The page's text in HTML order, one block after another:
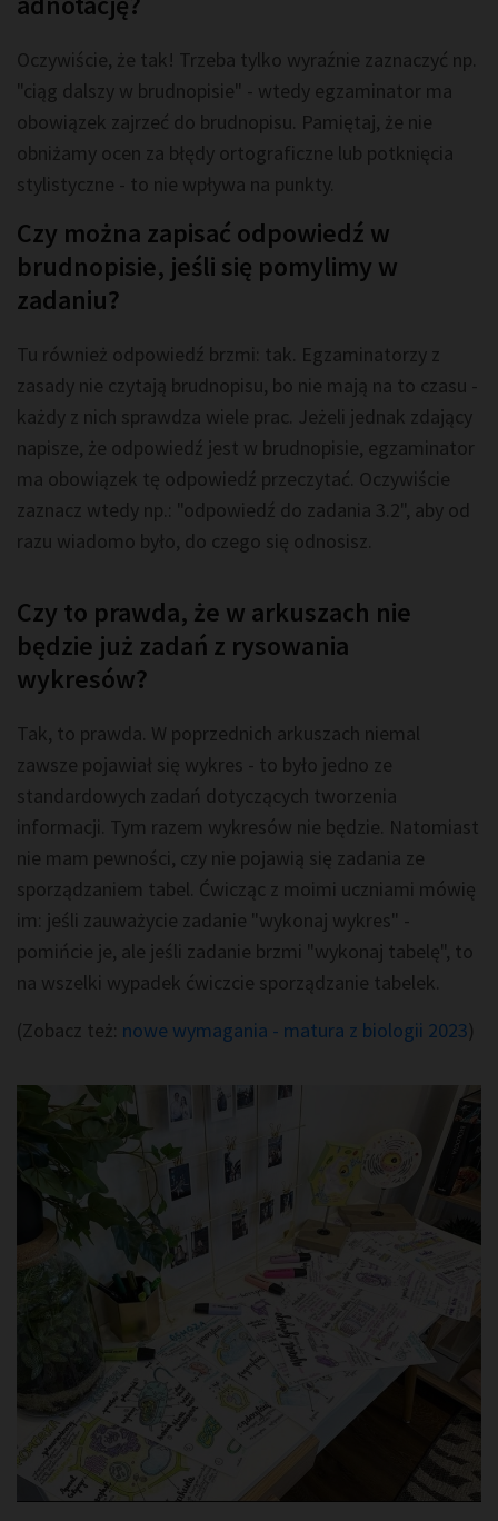
Oczywiście, że tak! Trzeba tylko wyraźnie zaznaczyć np.
"ciąg dalszy w brudnopisie" - wtedy egzaminator ma
obowiązek zajrzeć do brudnopisu. Pamiętaj, że nie
obniżamy ocen za błędy ortograficzne lub potknięcia
stylistyczne - to nie wpływa na punkty.
Czy można zapisać odpowiedź w
brudnopisie, jeśli się pomylimy w
zadaniu?
Tu również odpowiedź brzmi: tak. Egzaminatorzy z
zasady nie czytają brudnopisu, bo nie mają na to czasu -
każdy z nich sprawdza wiele prac. Jeżeli jednak zdający
napisze, że odpowiedź jest w brudnopisie, egzaminator
ma obowiązek tę odpowiedź przeczytać. Oczywiście
zaznacz wtedy np.: "odpowiedź do zadania 3.2", aby od
razu wiadomo było, do czego się odnosisz.
Czy to prawda, że w arkuszach nie
będzie już zadań z rysowania
wykresów?
Tak, to prawda. W poprzednich arkuszach niemal
zawsze pojawiał się wykres - to było jedno ze
standardowych zadań dotyczących tworzenia
informacji. Tym razem wykresów nie będzie. Natomiast
nie mam pewności, czy nie pojawią się zadania ze
sporządzaniem tabel. Ćwicząc z moimi uczniami mówię
im: jeśli zauważycie zadanie "wykonaj wykres" -
pomińcie je, ale jeśli zadanie brzmi "wykonaj tabelę", to
na wszelki wypadek ćwiczcie sporządzanie tabelek.
(Zobacz też: nowe wymagania - matura z biologii 2023)